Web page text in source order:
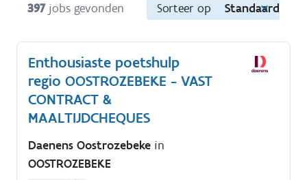
397 jobs gevonden Sorteer op Standaard
Enthousiaste poetshulp
regio OOSTROZEBEKE - VAST
CONTRACT &
MAALTIJDCHEQUES
Daenens Oostrozebeke in
OOSTROZEBEKE